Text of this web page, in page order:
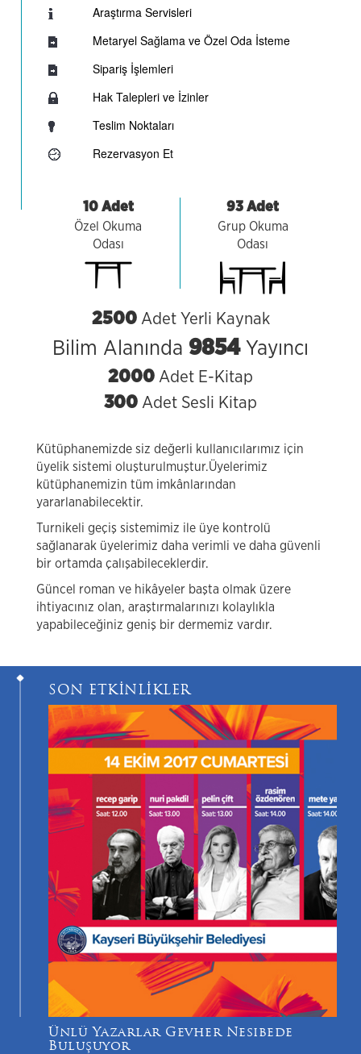
Araştırma Servisleri
Metaryel Sağlama ve Özel Oda İsteme
Sipariş İşlemleri
Hak Talepleri ve İzinler
Teslim Noktaları
Rezervasyon Et
10 Adet
Özel Okuma
Odası
93 Adet
Grup Okuma
Odası
2500 Adet Yerli Kaynak
Bilim Alanında 9854 Yayıncı
2000 Adet E-Kitap
300 Adet Sesli Kitap
Kütüphanemizde siz değerli kullanıcılarımız için
üyelik sistemi oluşturulmuştur.Üyelerimiz
kütüphanemizin tüm imkânlarından
yararlanabilecektir.
Turnikeli geçiş sistemimiz ile üye kontrolü
sağlanarak üyelerimiz daha verimli ve daha güvenli
bir ortamda çalışabileceklerdir.
Güncel roman ve hikâyeler başta olmak üzere
ihtiyacınız olan, araştırmalarınızı kolaylıkla
yapabileceğiniz geniş bir dermemiz vardır.
SON ETKİNLİKLER
Ünlü Yazarlar Gevher Nesibede
Buluşuyor